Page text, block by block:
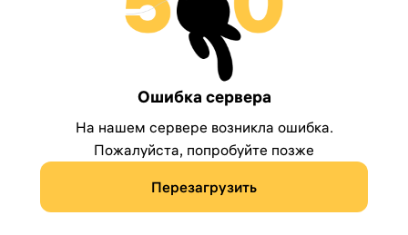
Ошибка сервера
На нашем сервере возникла ошибка.
Пожалуйста, попробуйте позже
Перезагрузить